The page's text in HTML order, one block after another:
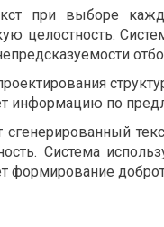
при выборе
целостность.
информацию по
Система
формирование